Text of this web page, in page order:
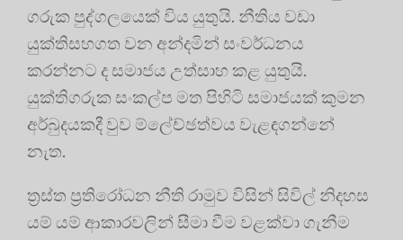
ගරුක පුද්ගලයෙක් විය යුතුයි. නීතිය වඩා
යුක්තිසහගත වන අන්දමින් සංවර්ධනය
කරන්නට ද සමාජය උත්සාහ කළ යුතුයි.
යුක්තිගරුක සංකල්ප මත පිහිටි සමාජයක් කුමන
අර්බුදයකදී වුව ම්ලේච්ඡත්වය වැළඳගන්නේ
නැත.
ත්‍ර‍ස්ත ප්‍ර‍තිරෝධන නීති රාමුව විසින් සිවිල් නිදහස
යම් යම් ආකාරවලින් සීමා වීම වළක්වා ගැනීම